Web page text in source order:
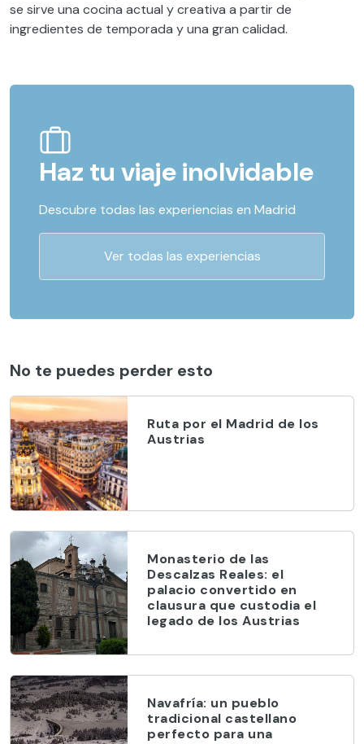
se sirve una cocina actual y creativa a partir de
ingredientes de temporada y una gran calidad.
Haz tu viaje inolvidable
Descubre todas las experiencias en Madrid
Ver todas las experiencias
No te puedes perder esto
Ruta por el Madrid de los
Austrias
Monasterio de las
Descalzas Reales: el
palacio convertido en
clausura que custodia el
legado de los Austrias
Navafría: un pueblo
tradicional castellano
perfecto para una